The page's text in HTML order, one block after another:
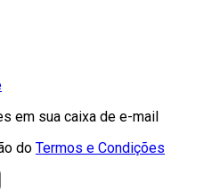
em sua caixa de e-mail
do Termos e Condições